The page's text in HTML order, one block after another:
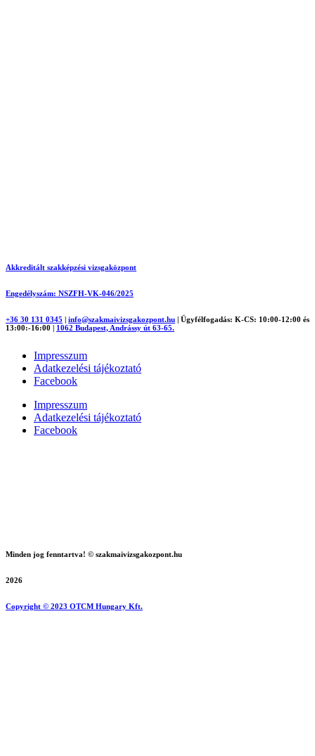
Akkreditált szakképzési vizsgaközpont
Engedélyszám: NSZFH-VK-046/2025
+36 30 131 0345 info@szakmaivizsgakozpont.hu
Ügyfélfogadás: K-CS: 10:00-12:00 és
13:00:-16:00
1062 Budapest, Andrássy út 63-65.
Impresszum
Adatkezelési tájékoztató
Facebook
Impresszum
Adatkezelési tájékoztató
Facebook
Minden jog fenntartva! © szakmaivizsgakozpont.hu
2026
Copyright © 2023 OTCM Hungary Kft.